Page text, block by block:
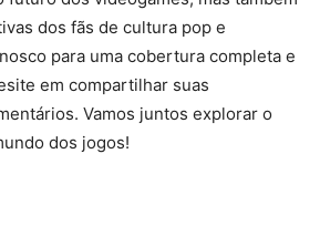
dos fãs de cultura pop e
para uma cobertura completa e
em compartilhar suas
Vamos juntos explorar o
dos jogos!